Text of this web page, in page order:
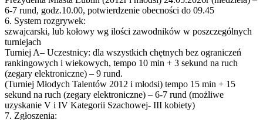
6-7 rund, godz.10.00, potwierdzenie obecności do 09.45
6. System rozgrywek:
szwajcarski, lub kołowy wg ilości zawodników w poszczególnych
turniejach
Turniej A– Uczestnicy: dla wszystkich chętnych bez ograniczeń
rankingowych i wiekowych, tempo 10 min + 3 sekund na ruch
(zegary elektroniczne) – 9 rund.
(Turniej Młodych Talentów 2012 i młodsi) tempo 15 min + 15
sekund na ruch (zegary elektroniczne) – 6-7 rund (możliwe
uzyskanie V i IV Kategorii Szachowej- III kobiety)
7. Zgłoszenia: